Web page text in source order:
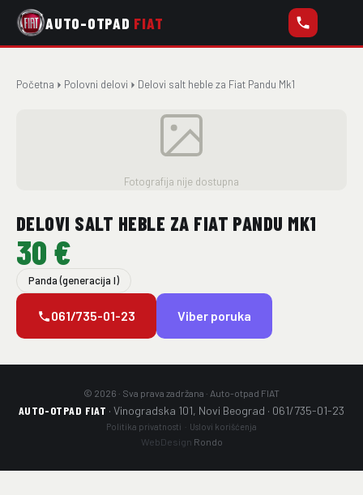
AUTO-OTPAD FIAT
Početna Polovni delovi Delovi salt heble za Fiat Pandu Mk1
Fotografija nije dostupna
DELOVI SALT HEBLE ZA FIAT PANDU MK1
30 €
Panda (generacija I)
061/735-01-23 Viber poruka
© 2026 · Sva prava zadržana · Auto-otpad FIAT
AUTO-OTPAD FIAT · Vinogradska 101, Novi Beograd · 061/735-01-23
Politika privatnosti · Uslovi korišćenja
WebDesign Rondo